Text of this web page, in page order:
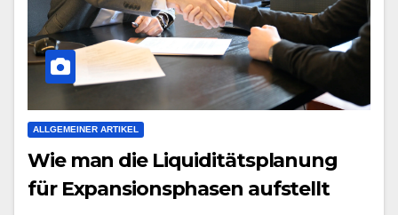
ALLGEMEINER ARTIKEL
Wie man die Liquiditätsplanung
für Expansionsphasen aufstellt